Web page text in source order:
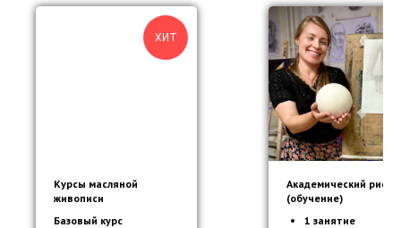
ХИТ
Курсы масляной
живописи
Базовый курс
Академический
(обучение)
1 занятие